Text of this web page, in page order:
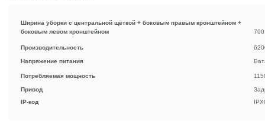
Ширина уборки с центральной щёткой + боковым правым кронштейном +
боковым левом кронштейном
Производительность
Напряжение питания
Потребляемая мощность
Привод
IP-код